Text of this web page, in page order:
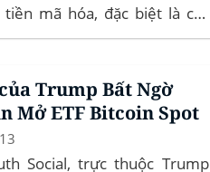
mã hóa, đặc biệt là các
Elon Musk rời khỏi D.O.G.E.
Efficiency) và chỉ
Bill” của Trump,...
Trump Bất Ngờ
Mở ETF Bitcoin Spot
Social, trực thuộc Trump